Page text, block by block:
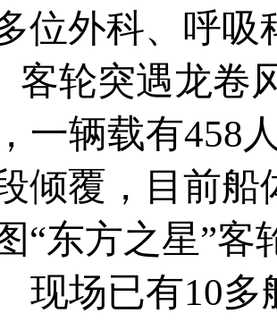
位外科、呼吸
客轮突遇龙
一辆载有458
倾覆，目前
“东方之星”客
场已有10多